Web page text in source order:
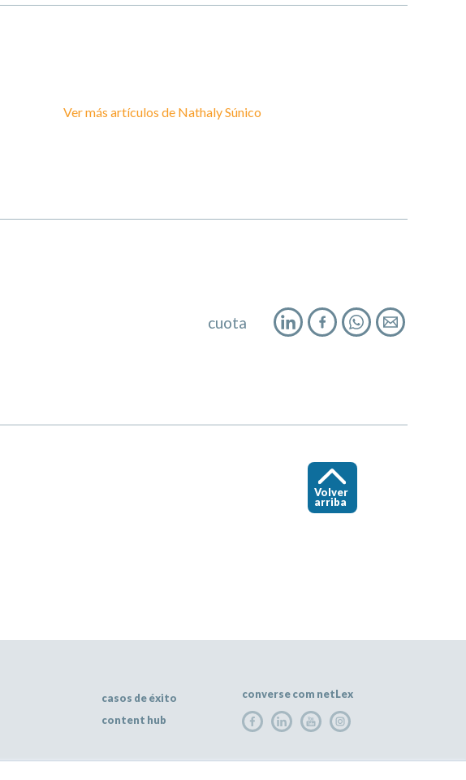
Volver
arriba
Ver más artículos de Nathaly Súnico
cuota
casos de éxito
content hub
converse com netLex